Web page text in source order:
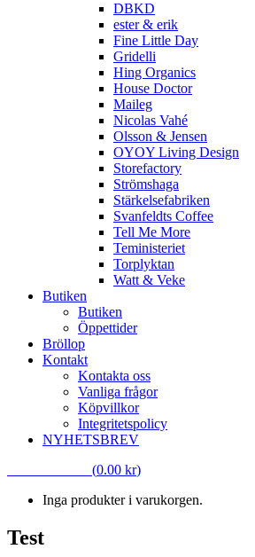
DBKD
ester & erik
Fine Little Day
Gridelli
Hing Organics
House Doctor
Maileg
Nicolas Vahé
Olsson & Jensen
OYOY Living Design
Storefactory
Strömshaga
Stärkelsefabriken
Svanfeldts Coffee
Tell Me More
Teministeriet
Torplyktan
Watt & Veke
Butiken
Butiken
Öppettider
Bröllop
Kontakt
Kontakta oss
Vanliga frågor
Köpvillkor
Integritetspolicy
NYHETSBREV
(0.00 kr)
Inga produkter i varukorgen.
Test